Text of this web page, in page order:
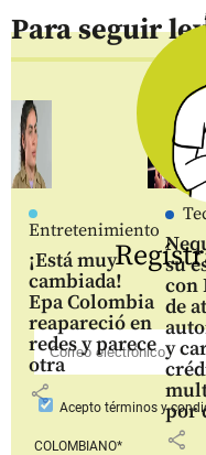
Para seguir
Entretenimiento
¡Está muy
cambiada!
Epa Colombia
reapareció en
redes y parece
otra
share
su
con
de
y
por
share
Aceptotérminos y
COLOMBIANO*